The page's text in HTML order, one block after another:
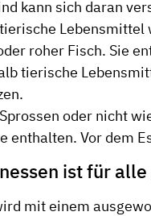
kann sich daran
Lebensmittel
roher Fisch. Sie
tierische
oder nicht
enthalten. Vor dem
ist für alle
mit einem